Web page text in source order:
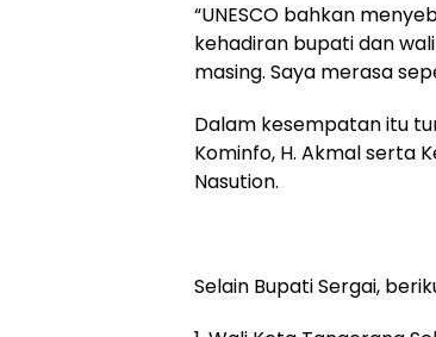
“UNESCO bahkan
kehadiran bupati dan
masing. Saya merasa
Dalam kesempatan itu
Kominfo, H. Akmal serta
Nasution.
Selain Bupati Sergai,